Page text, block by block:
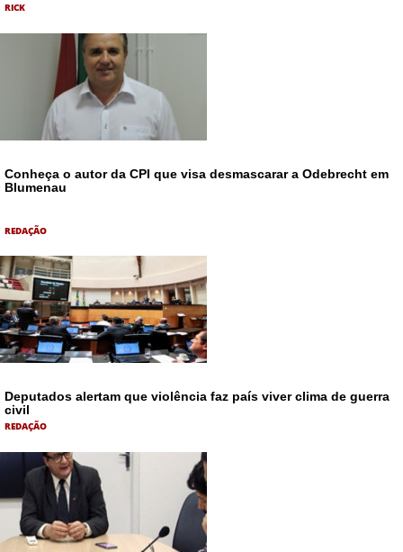
RICK
Conheça o autor da CPI que visa desmascarar a Odebrecht em
Blumenau
REDAÇÃO
Deputados alertam que violência faz país viver clima de guerra
civil
REDAÇÃO